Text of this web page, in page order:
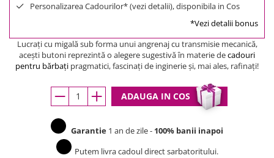
Personalizarea Cadourilor* (vezi detalii), disponibila in Cos
*Vezi detalii bonus
Lucraţi cu migală sub forma unui angrenaj cu transmisie mecanică,
aceşti butoni reprezintă o alegere sugestivă în materie decadouri
pentru bărbaţi pragmatici, fascinaţi de inginerie şi, mai ales, rafinaţi!
ADAUGA IN COS
Garantie 1 an de zile - 100% banii inapoi
Putem livra cadoul direct sarbatoritului.